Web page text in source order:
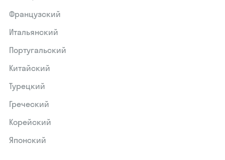
Французский
Итальянский
Португальский
Китайский
Турецкий
Греческий
Корейский
Японский